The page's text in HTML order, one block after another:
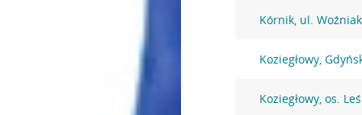
Kórnik, ul.
Koziegłowy,
Koziegłowy, os.